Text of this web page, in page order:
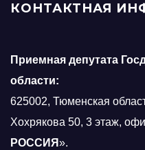
КОНТАКТНАЯ
Приемная депутата
области:
625002, Тюменская
Хохрякова 50, 3 этаж,
РОССИЯ».